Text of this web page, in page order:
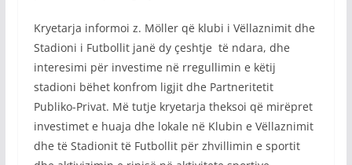
Kryetarja informoi z. Möller që klubi i Vëllaznimit dhe
Stadioni i Futbollit janë dy çeshtje të ndara, dhe
interesimi për investime në rregullimin e këtij
stadioni bëhet konfrom ligjit dhe Partneritetit
Publiko-Privat. Më tutje kryetarja theksoi që mirëpret
investimet e huaja dhe lokale në Klubin e Vëllaznimit
dhe të Stadionit të Futbollit për zhvillimin e sportit